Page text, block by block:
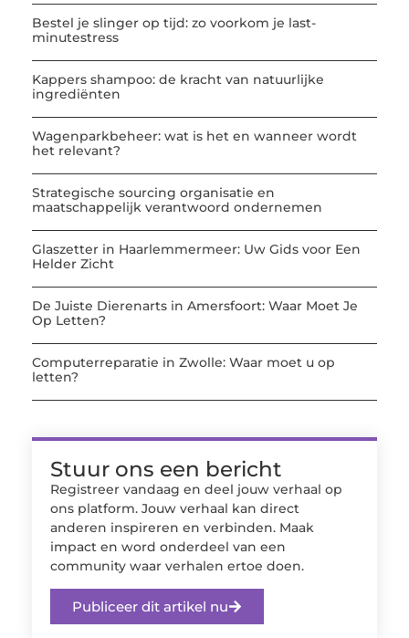
Bestel je slinger op tijd: zo voorkom je last-
minutestress
Kappers shampoo: de kracht van natuurlijke
ingrediënten
Wagenparkbeheer: wat is het en wanneer wordt
het relevant?
Strategische sourcing organisatie en
maatschappelijk verantwoord ondernemen
Glaszetter in Haarlemmermeer: Uw Gids voor Een
Helder Zicht
De Juiste Dierenarts in Amersfoort: Waar Moet Je
Op Letten?
Computerreparatie in Zwolle: Waar moet u op
letten?
Stuur ons een bericht
Registreer vandaag en deel jouw verhaal op
ons platform. Jouw verhaal kan direct
anderen inspireren en verbinden. Maak
impact en word onderdeel van een
community waar verhalen ertoe doen.
Publiceer dit artikel nu